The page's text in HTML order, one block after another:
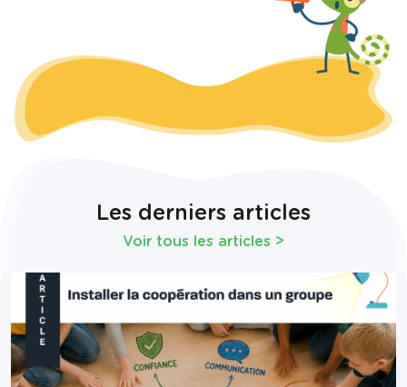
Les derniers articles
Voir tous les articles >